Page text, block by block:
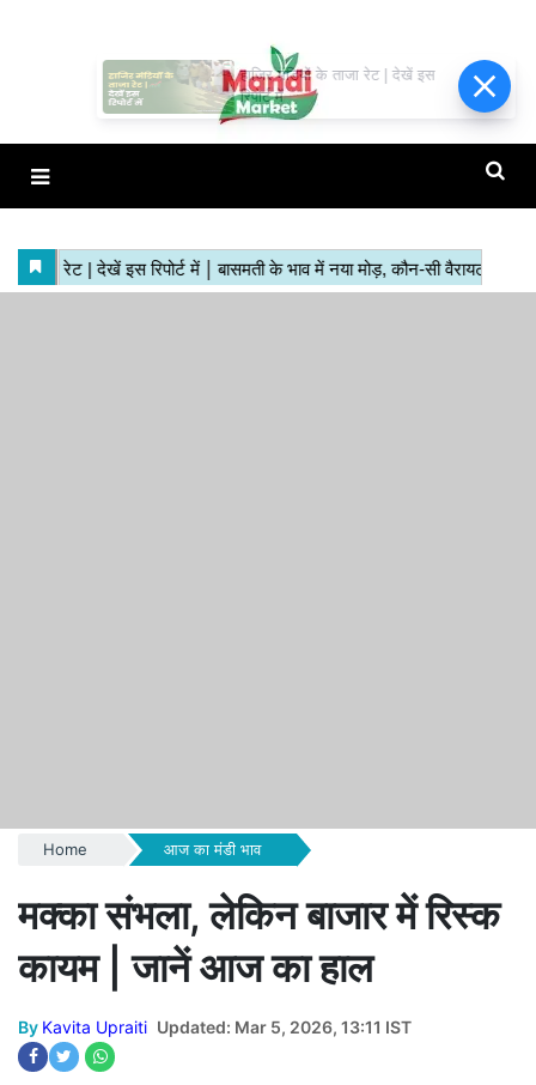
Home आज का मंडी भाव
मक्का संभला, लेकिन बाजार में रिस्क
कायम | जानें आज का हाल
By Kavita Upraiti Updated: Mar 5, 2026, 13:11 IST
हाजिर मंडियों के ताजा रेट | देखें इस
रिपोर्ट में